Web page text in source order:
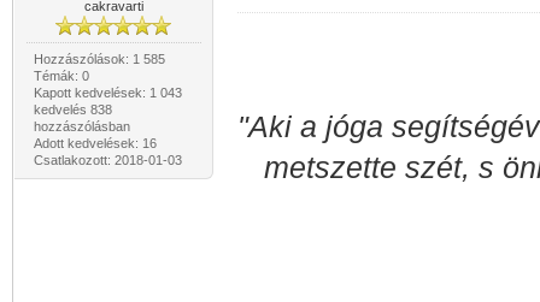
cakravarti
Hozzászólások: 1 585
Témák: 0
Kapott kedvelések: 1 043
kedvelés 838
hozzászólásban
Adott kedvelések: 16
Csatlakozott: 2018-01-03
"Aki a jóga
metszette szét, s